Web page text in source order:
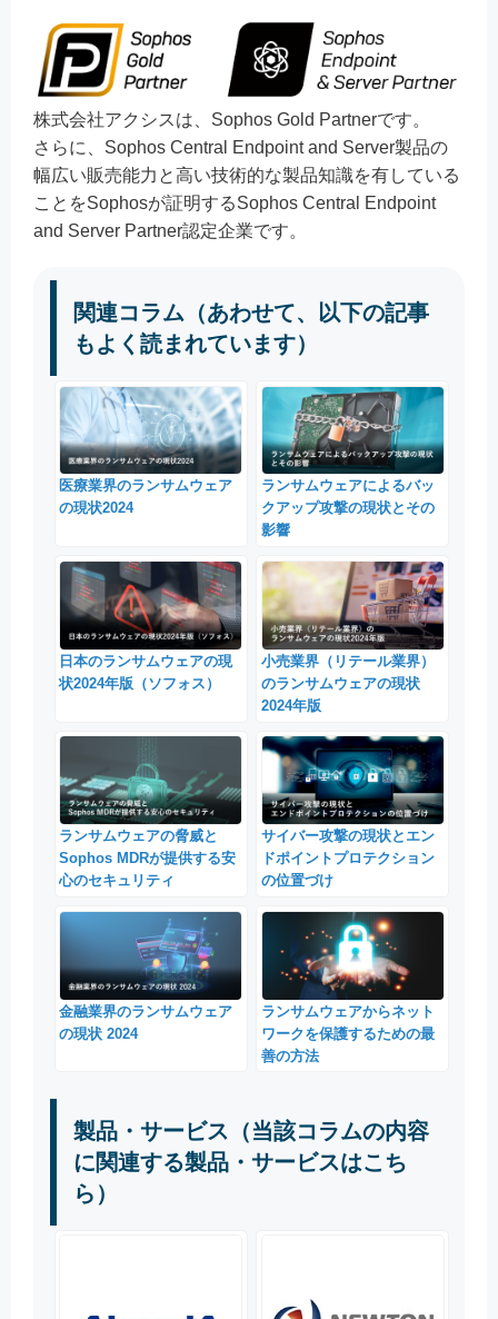
株式会社アクシスは、Sophos Gold Partnerです。
さらに、Sophos Central Endpoint and Server製品の
幅広い販売能力と高い技術的な製品知識を有している
ことをSophosが証明するSophos Central Endpoint
and Server Partner認定企業です。
関連コラム（あわせて、以下の記事
もよく読まれています）
医療業界のランサムウェア
の現状2024
ランサムウェアによるバッ
クアップ攻撃の現状とその
影響
日本のランサムウェアの現
状2024年版（ソフォス）
小売業界（リテール業界）
のランサムウェアの現状
2024年版
ランサムウェアの脅威と
Sophos MDRが提供する安
心のセキュリティ
サイバー攻撃の現状とエン
ドポイントプロテクション
の位置づけ
金融業界のランサムウェア
の現状 2024
ランサムウェアからネット
ワークを保護するための最
善の方法
製品・サービス（当該コラムの内容
に関連する製品・サービスはこち
ら）